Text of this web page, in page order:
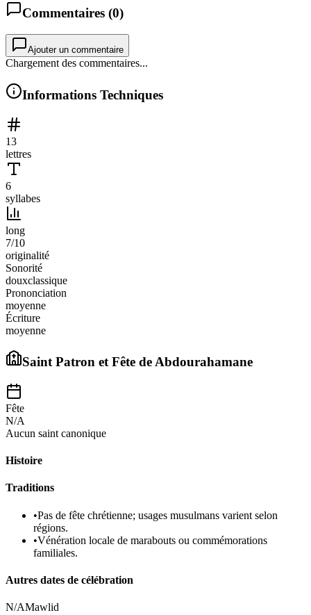
Commentaires (0)
Ajouter un commentaire
Chargement des commentaires...
Informations Techniques
13
lettres
6
syllabes
long
7/10
originalité
Sonorité
douxclassique
Prononciation
moyenne
Écriture
moyenne
Saint Patron et Fête deAbdourahamane
Fête
N/A
Aucun saint canonique
Histoire
Traditions
•Pas de fête chrétienne; usages musulmans varient selon
régions.
•Vénération locale de marabouts ou commémorations
familiales.
Autres dates de célébration
N/AMawlid